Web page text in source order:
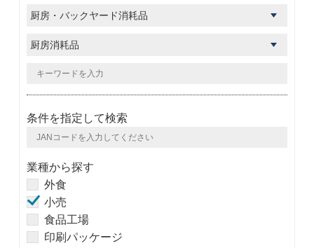
条件を指定して検索
業種から探す
外食
小売
食品工場
印刷パッケージ